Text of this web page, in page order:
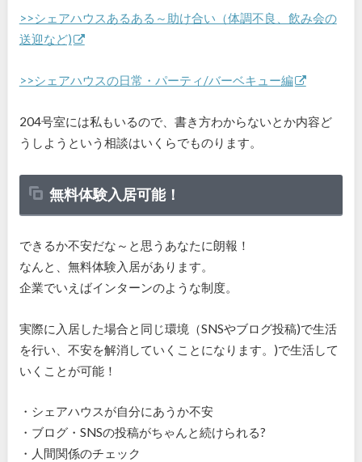
>>シェアハウスあるある～助け合い（体調不良、飲み会の
送迎など)
>>シェアハウスの日常・パーティ/バーベキュー編
204号室には私もいるので、書き方わからないとか内容ど
うしようという相談はいくらでものります。
無料体験入居可能！
できるか不安だな～と思うあなたに朗報！
なんと、無料体験入居があります。
企業でいえばインターンのような制度。
実際に入居した場合と同じ環境（SNSやブログ投稿)で生活
を行い、不安を解消していくことになります。)で生活して
いくことが可能！
・シェアハウスが自分にあうか不安
・ブログ・SNSの投稿がちゃんと続けられる?
・人間関係のチェック